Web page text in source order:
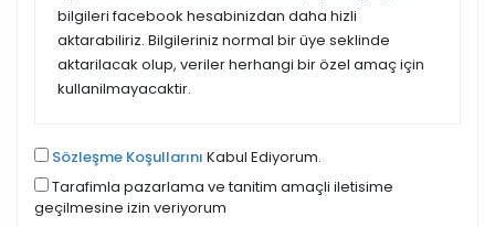
bilgileri facebook hesabinizdan daha hizli
aktarabiliriz. Bilgileriniz normal bir üye seklinde
aktarilacak olup, veriler herhangi bir özel amaç için
kullanilmayacaktir.
Sözleşme Koşullarını Kabul Ediyorum.
Tarafimla pazarlama ve tanitim amaçli iletisime
geçilmesine izin veriyorum